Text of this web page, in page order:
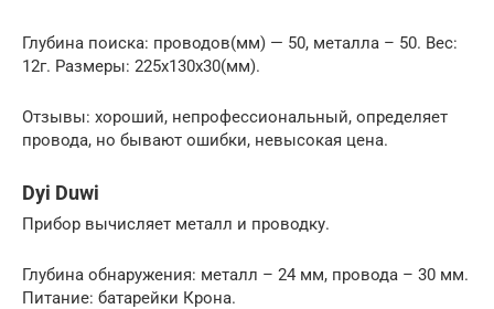
Глубина поиска: проводов(мм) — 50, металла – 50. Вес:
12г. Размеры: 225х130х30(мм).
Отзывы: хороший, непрофессиональный, определяет
провода, но бывают ошибки, невысокая цена.
Dyi Duwi
Прибор вычисляет металл и проводку.
Глубина обнаружения: металл – 24 мм, провода – 30 мм.
Питание: батарейки Крона.